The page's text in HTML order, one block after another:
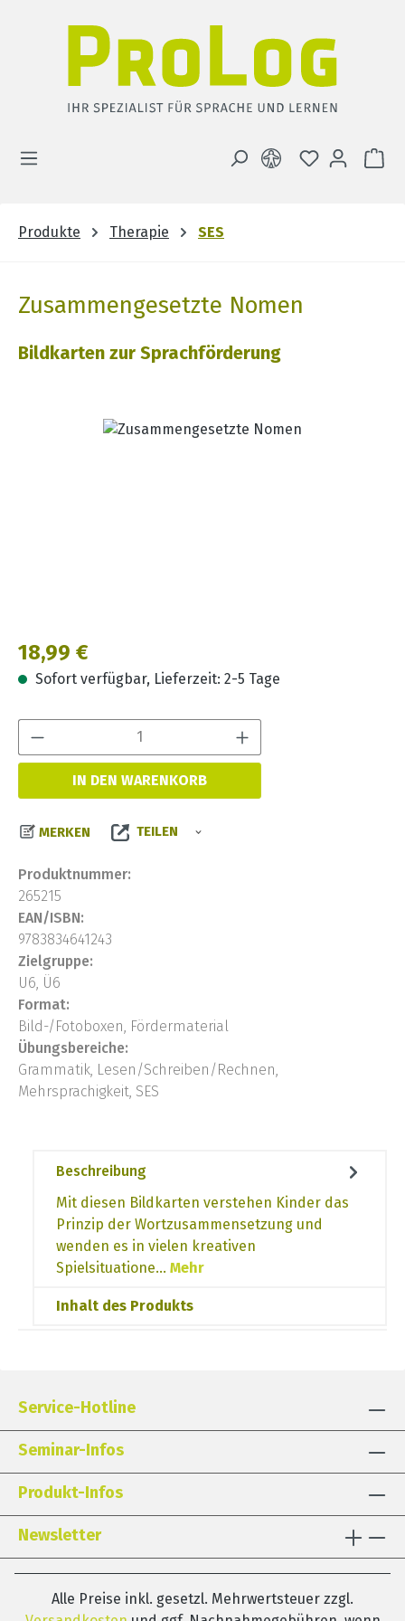
DU HAST 0
Produkte Therapie SES
Zusammengesetzte Nomen
Bildkarten zur Sprachförderung
Bildergalerie überspringen
Regulärer Preis:
18,99 €
Sofort verfügbar, Lieferzeit: 2-5 Tage
IN DEN WARENKORB
MERKEN TEILEN
Produktnummer:
265215
EAN/ISBN:
9783834641243
Zielgruppe:
U6, Ü6
Format:
Bild-/Fotoboxen, Fördermaterial
Übungsbereiche:
Grammatik, Lesen/Schreiben/Rechnen,
Mehrsprachigkeit, SES
Beschreibung
Mit diesen Bildkarten verstehen Kinder das
Prinzip der Wortzusammensetzung und
wenden es in vielen kreativen
Spielsituatione… Mehr
Inhalt des Produkts
Service-Hotline
Seminar-Infos
Produkt-Infos
Newsletter
Alle Preise inkl. gesetzl. Mehrwertsteuer zzgl.